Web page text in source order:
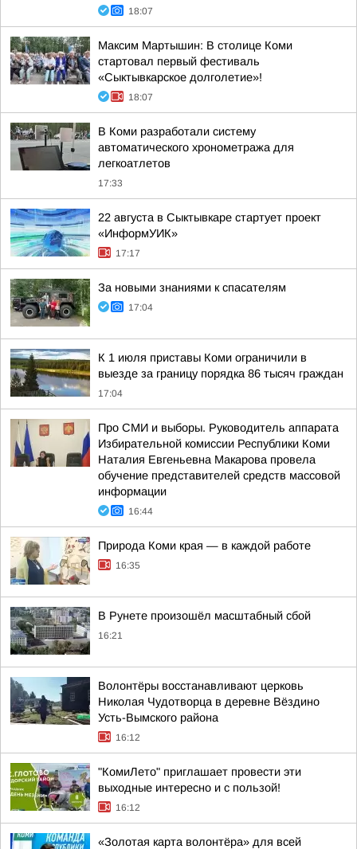
18:07
Максим Мартышин: В столице Коми
стартовал первый фестиваль
«Сыктывкарское долголетие»!
18:07
В Коми разработали систему
автоматического хронометража для
легкоатлетов
17:33
22 августа в Сыктывкаре стартует проект
«ИнформУИК»
17:17
За новыми знаниями к спасателям
17:04
К 1 июля приставы Коми ограничили в
выезде за границу порядка 86 тысяч граждан
17:04
Про СМИ и выборы. Руководитель аппарата
Избирательной комиссии Республики Коми
Наталия Евгеньевна Макарова провела
обучение представителей средств массовой
информации
16:44
Природа Коми края — в каждой работе
16:35
В Рунете произошёл масштабный сбой
16:21
Волонтёры восстанавливают церковь
Николая Чудотворца в деревне Вёздино
Усть-Вымского района
16:12
"КомиЛето" приглашает провести эти
выходные интересно и с пользой!
16:12
«Золотая карта волонтёра» для всей